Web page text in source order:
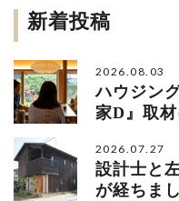
新着投稿
2026.08.03
ハウジン
家D』取
2026.07.27
設計士と
が経ちま